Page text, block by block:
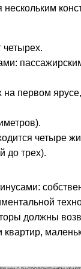
нескольким
четырех.
на первом
четыре
до трех).
должны